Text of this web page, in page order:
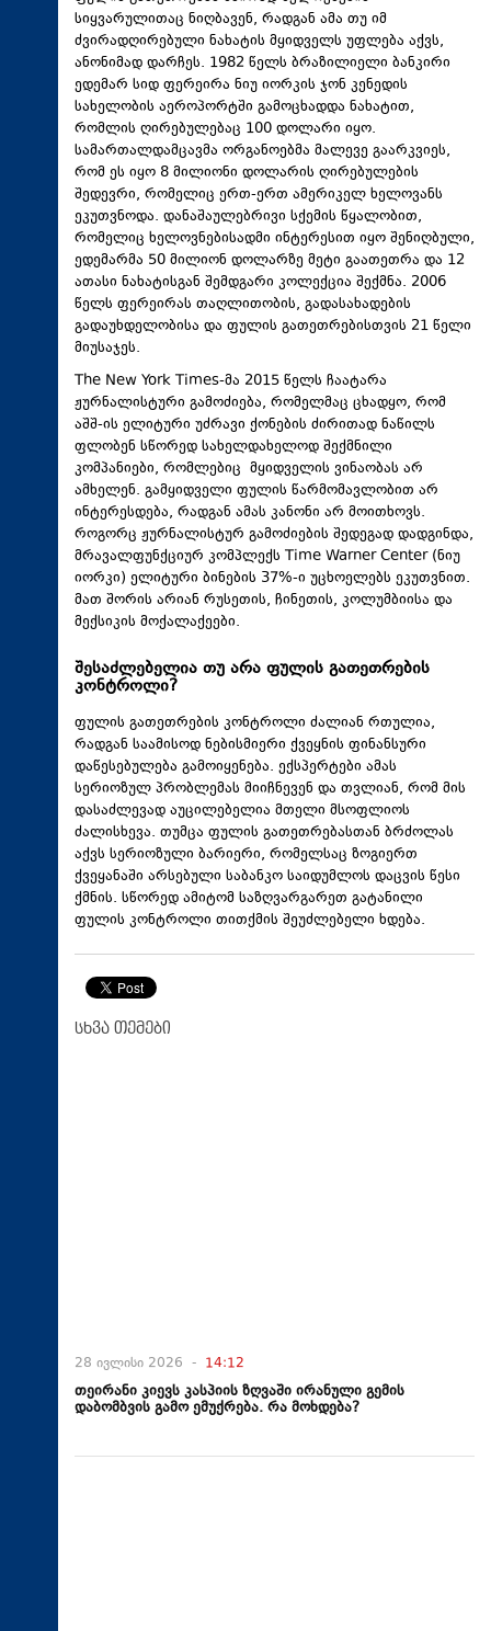
სიყვარულითაც ნიღბავენ, რადგან ამა თუ იმ
ძვირადღირებული ნახატის მყიდველს უფლება აქვს,
ანონიმად დარჩეს. 1982 წელს ბრაზილიელი ბანკირი
ედემარ სიდ ფერეირა ნიუ იორკის ჯონ კენედის
სახელობის აეროპორტში გამოცხადდა ნახატით,
რომლის ღირებულებაც 100 დოლარი იყო.
სამართალდამცავმა ორგანოებმა მალევე გაარკვიეს,
რომ ეს იყო 8 მილიონი დოლარის ღირებულების
შედევრი, რომელიც ერთ-ერთ ამერიკელ ხელოვანს
ეკუთვნოდა. დანაშაულებრივი სქემის წყალობით,
რომელიც ხელოვნებისადმი ინტერესით იყო შენიღბული,
ედემარმა 50 მილიონ დოლარზე მეტი გაათეთრა და 12
ათასი ნახატისგან შემდგარი კოლექცია შექმნა. 2006
წელს ფერეირას თაღლითობის, გადასახადების
გადაუხდელობისა და ფულის გათეთრებისთვის 21 წელი
მიუსაჯეს.
The New York Times-მა 2015 წელს ჩაატარა
ჟურნალისტური გამოძიება, რომელმაც ცხადყო, რომ
აშშ-ის ელიტური უძრავი ქონების ძირითად ნაწილს
ფლობენ სწორედ სახელდახელოდ შექმნილი
კომპანიები, რომლებიც მყიდველის ვინაობას არ
ამხელენ. გამყიდველი ფულის წარმომავლობით არ
ინტერესდება, რადგან ამას კანონი არ მოითხოვს.
როგორც ჟურნალისტურ გამოძიების შედეგად დადგინდა,
მრავალფუნქციურ კომპლექს Time Warner Center (ნიუ
იორკი) ელიტური ბინების 37%-ი უცხოელებს ეკუთვნით.
მათ შორის არიან რუსეთის, ჩინეთის, კოლუმბიისა და
მექსიკის მოქალაქეები.
შესაძლებელია თუ არა ფულის გათეთრების
კონტროლი?
ფულის გათეთრების კონტროლი ძალიან რთულია,
რადგან საამისოდ ნებისმიერი ქვეყნის ფინანსური
დაწესებულება გამოიყენება. ექსპერტები ამას
სერიოზულ პრობლემას მიიჩნევენ და თვლიან, რომ მის
დასაძლევად აუცილებელია მთელი მსოფლიოს
ძალისხევა. თუმცა ფულის გათეთრებასთან ბრძოლას
აქვს სერიოზული ბარიერი, რომელსაც ზოგიერთ
ქვეყანაში არსებული საბანკო საიდუმლოს დაცვის წესი
ქმნის. სწორედ ამიტომ საზღვარგარეთ გატანილი
ფულის კონტროლი თითქმის შეუძლებელი ხდება.
სხვა თემები
28 ივლისი 2026 - 14:12
თეირანი კიევს კასპიის ზღვაში ირანული გემის
დაბომბვის გამო ემუქრება. რა მოხდება?